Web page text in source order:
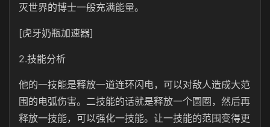
灭世界的博士一般充满能量。
[虎牙奶瓶加速器]
2.技能分析
他的一技能是释放一道连环闪电，可以对敌人造成大范
围的电弧伤害。二技能的话就是释放一个圆圈，然后再
释放一技能，可以强化一技能。让一技能的范围变得更